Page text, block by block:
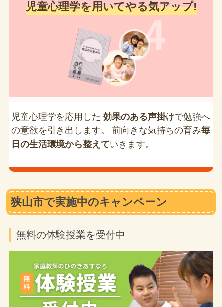
児童心理学を用いてやる気アップ!
児童心理学を応用した 効果のある声掛けで勉強へ
の意欲を引き出します。 前向きな気持ちの育み毎
日の生活環境から整えていきます。
狭山市で実施中のキャンペーン
無料の体験授業を受付中